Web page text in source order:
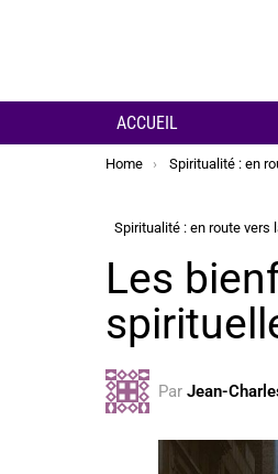
ACCUEIL
You are here:
Home Spiritualité : en
Spiritualité : en route
Les
Par Jean-